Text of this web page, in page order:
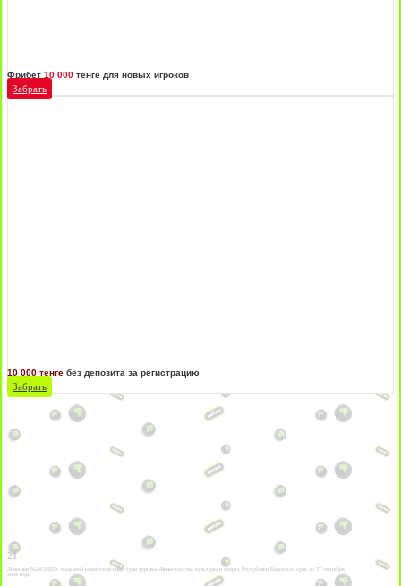
Фрибет 10 000 тенге для новых игроков
Забрать
10 000 тенге без депозита за регистрацию
Забрать
21+
Лицензии №24514359, выданной комитетом индустрии туризма Министерства культуры и спорта Республики Казахстан срок до 27 сентября
2034 года.